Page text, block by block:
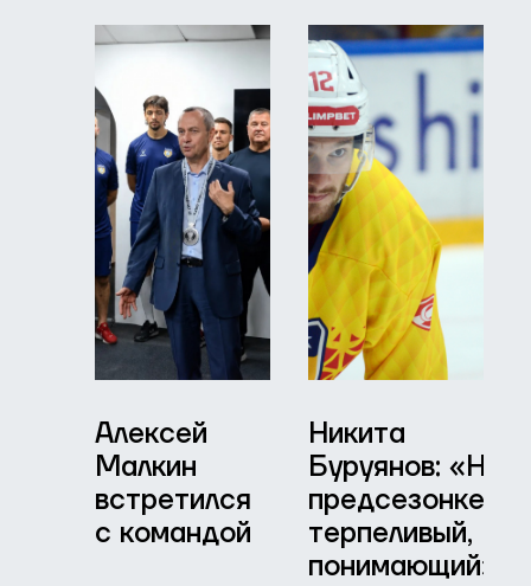
Алексей
Малкин
встретился
с командой
Никита
Буруянов: «На
предсезонке я
терпеливый,
понимающий»